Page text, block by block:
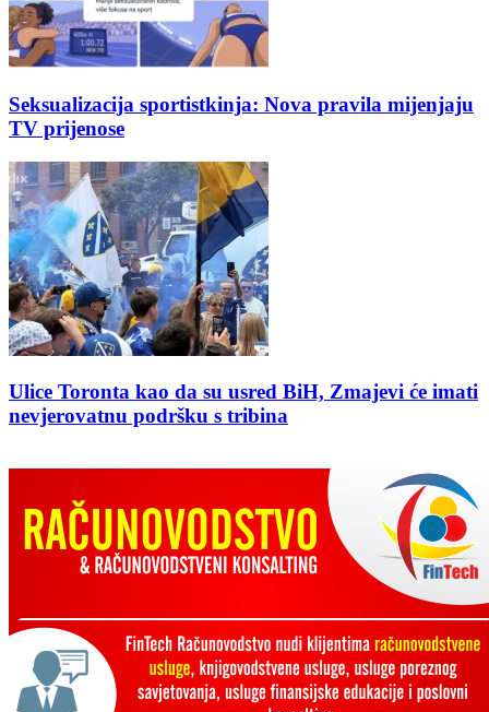
Seksualizacija sportistkinja: Nova pravila mijenjaju
TV prijenose
Ulice Toronta kao da su usred BiH, Zmajevi će imati
nevjerovatnu podršku s tribina